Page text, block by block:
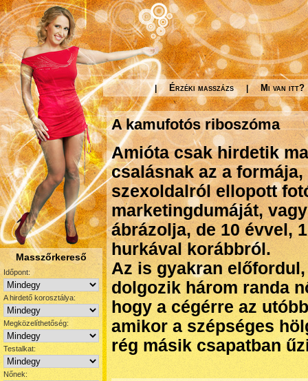
Masszőrkereső
Időpont:
A hirdető korosztálya:
Megközelíthetőség:
Testalkat:
Nőnek:
| Érzéki masszázs | Mi van itt?
A kamufotós riboszóma
Amióta csak hirdetik
csalásnak az a
szexoldalról ellopott
marketingdumáját,
ábrázolja, de 10 évvel,
hurkával korábbról.
Az is gyakran
dolgozik három randa
hogy a cégérre az
amikor a szépséges
rég másik csapatban